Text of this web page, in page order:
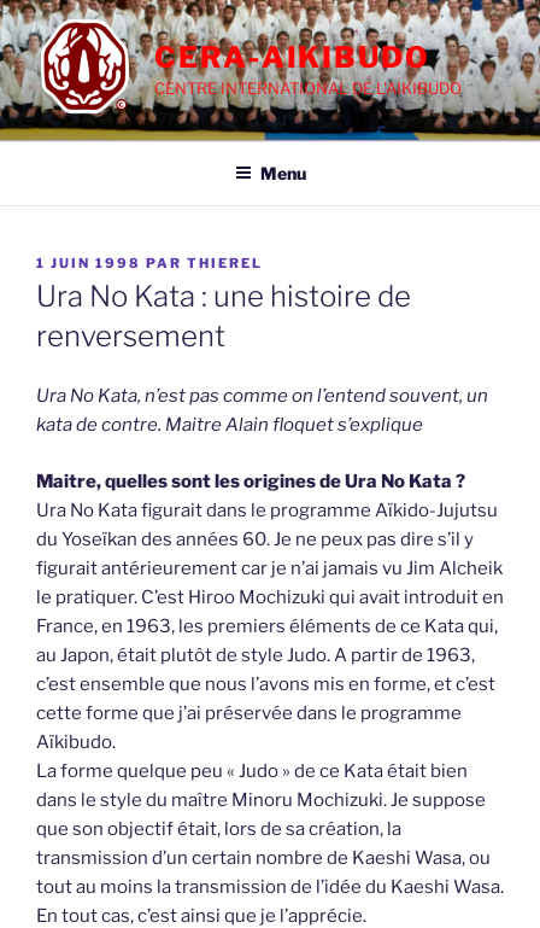
Aller
au
contenu
principal
CERA-AIKIBUDO
CENTRE INTERNATIONAL DE L'AIKIBUDO
Menu
PUBLIÉ
LE
1 JUIN 1998 PAR THIEREL
Ura No Kata : une histoire de
renversement
Ura No Kata, n’est pas comme on l’entend souvent, un
kata de contre. Maitre Alain floquet s’explique
Maitre, quelles sont les origines de Ura No Kata ?
Ura No Kata figurait dans le programme Aïkido-Jujutsu
du Yoseïkan des années 60. Je ne peux pas dire s’il y
figurait antérieurement car je n’ai jamais vu Jim Alcheik
le pratiquer. C’est Hiroo Mochizuki qui avait introduit en
France, en 1963, les premiers éléments de ce Kata qui,
au Japon, était plutôt de style Judo. A partir de 1963,
c’est ensemble que nous l’avons mis en forme, et c’est
cette forme que j’ai préservée dans le programme
Aïkibudo.
La forme quelque peu « Judo » de ce Kata était bien
dans le style du maître Minoru Mochizuki. Je suppose
que son objectif était, lors de sa création, la
transmission d’un certain nombre de Kaeshi Wasa, ou
tout au moins la transmission de l’idée du Kaeshi Wasa.
En tout cas, c’est ainsi que je l’apprécie.